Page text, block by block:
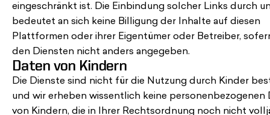
eingeschränkt ist. Die Einbindung solcher Links durch
bedeutet an sich keine Billigung der Inhalte auf diesen
Plattformen oder ihrer Eigentümer oder Betreiber,
den Diensten nicht anders angegeben.
Daten von Kindern
Die Dienste sind nicht für die Nutzung durch Kinder
und wir erheben wissentlich keine personenbezogenen
von Kindern, die in Ihrer Rechtsordnung noch nicht